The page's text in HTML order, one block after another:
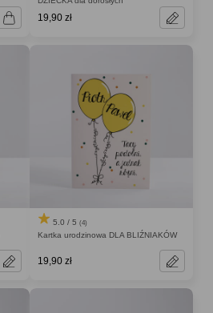
19,90 zł
5.0 / 5 (4)
Kartka urodzinowa DLA BLIŹNIAKÓW
19,90 zł